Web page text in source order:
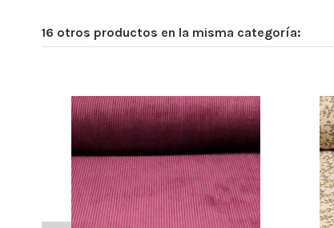
16 otros productos en la misma categoría: